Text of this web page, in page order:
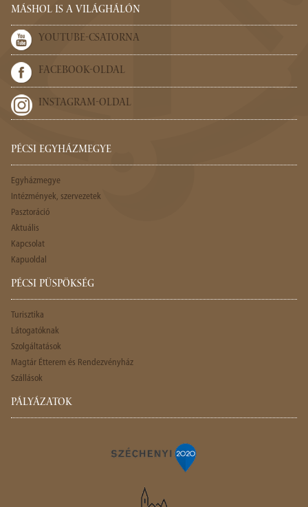
MÁSHOL IS A VILÁGHÁLÓN
YOUTUBE-CSATORNA
FACEBOOK-OLDAL
INSTAGRAM-OLDAL
PÉCSI EGYHÁZMEGYE
Egyházmegye
Intézmények, szervezetek
Pasztoráció
Aktuális
Kapcsolat
Kapuoldal
PÉCSI PÜSPÖKSÉG
Turisztika
Látogatóknak
Szolgáltatások
Magtár Étterem és Rendezvényház
Szállások
PÁLYÁZATOK